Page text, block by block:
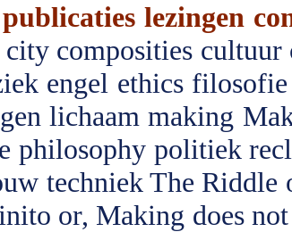
lezingen
city composities cultuur
engel ethics filosofie
lichaam making
philosophy politiek
techniek The Riddle
or, Making does